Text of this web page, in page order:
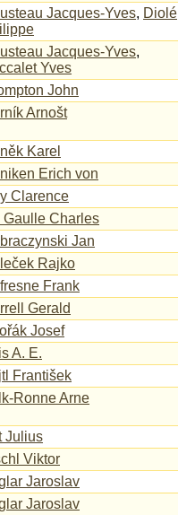
Jacques-Yves, Diolé
Jacques-Yves,
Yves
John
Arnošt
Karel
Erich von
Clarence
Gaulle Charles
Jan
Rajko
Frank
Gerald
Josef
A. E.
František
Ronne Arne
Julius
Viktor
Jaroslav
Jaroslav